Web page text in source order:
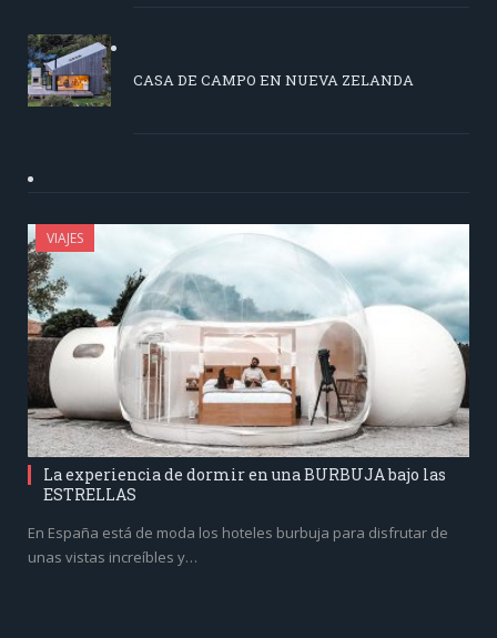
CASA DE CAMPO EN NUEVA ZELANDA
VIAJES
La experiencia de dormir en una BURBUJA bajo las
ESTRELLAS
En España está de moda los hoteles burbuja para disfrutar de
unas vistas increíbles y…